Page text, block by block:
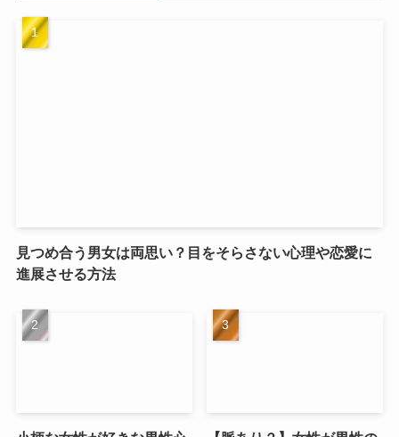
見つめ合う男女は両思い？目をそらさない心理や恋愛に
進展させる方法